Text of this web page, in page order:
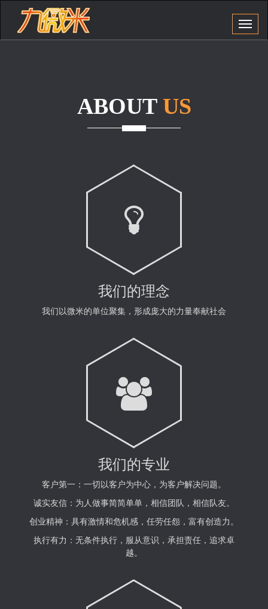
九
微
ABOUT US
我们的理念
我们以微米的单位聚集，形成庞大的力量奉献社会
我们的专业
客户第一：一切以客户为中心，为客户解决问题。
诚实友信：为人做事简简单单，相信团队，相信队友。
创业精神：具有激情和危机感，任劳任怨，富有创造力。
执行有力：无条件执行，服从意识，承担责任，追求卓
越。